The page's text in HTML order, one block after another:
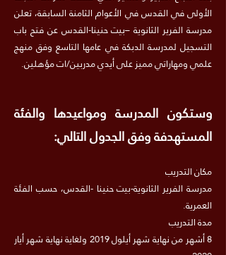
الأولى في القدس في الأعوام الثامنة السابقة، تعلن
مدرسة الفرير الثانوية –بيت حنينا-القدس عن فتح باب
التسجيل لمدرسة الدبكة في عامها التاسع وفق منهج
علمي ومهاراتي مميز على أيدي مدربين/ات مؤهلين.
وستكون المدرسة ومواعيدها والفئة
المستهدفة وفق الجدول التالي:
مكان التدريب
مدرسة الفرير الثانوية-بيت حنينا -القدس، حسب الفئة
العمرية.
مدة التدريب
8 أشهر من نهاية شهر أيلول 2019 ولغاية نهاية شهر أيار